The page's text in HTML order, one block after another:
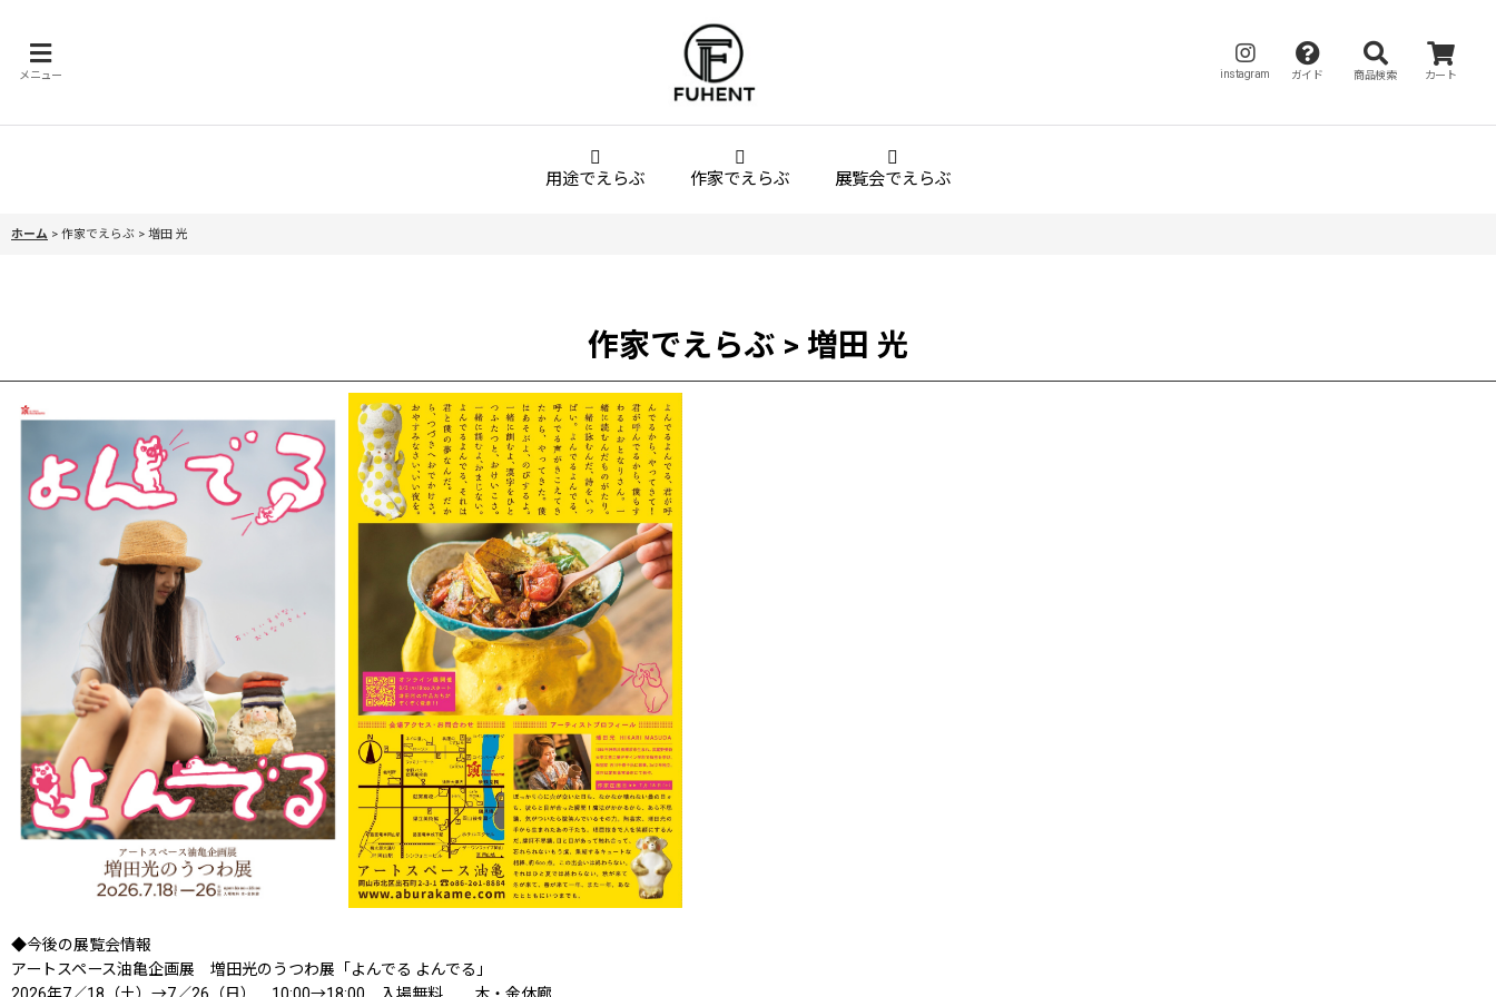
メニュー instagram ガイド 商品検索 カート
用途でえらぶ 作家でえらぶ 展覧会でえらぶ
ホーム > 作家でえらぶ > 増田 光
作家でえらぶ > 増田 光
◆今後の展覧会情報
アートスペース油亀企画展 増田光のうつわ展「よんでる よんでる」
2026年7／18（土）→7／26（日） 10:00→18:00 入場無料 木・金休廊